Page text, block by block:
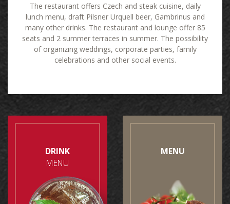
The restaurant offers Czech and steak cuisine, daily
lunch menu, draft Pilsner Urquell beer, Gambrinus and
many other drinks. The restaurant and lounge offer 85
seats and 2 summer terraces in summer. The possibility
of organizing weddings, corporate parties, family
celebrations and other social events.
DRINK
MENU
MENU